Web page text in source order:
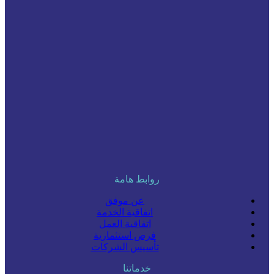
روابط هامة
عن موفق
اتفاقية الخدمة
اتفاقية العمل
فرص استثمارية
تأسيس الشركات
خدماتنا